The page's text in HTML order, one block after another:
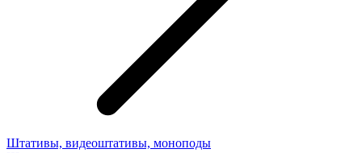
Штативы, видеоштативы, моноподы